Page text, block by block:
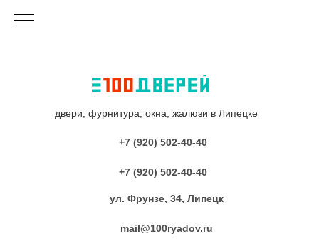
двери, фурнитура, окна, жалюзи в Липецке
+7 (920) 502-40-40
+7 (920) 502-40-40
ул. Фрунзе, 34, Липецк
mail@100ryadov.ru